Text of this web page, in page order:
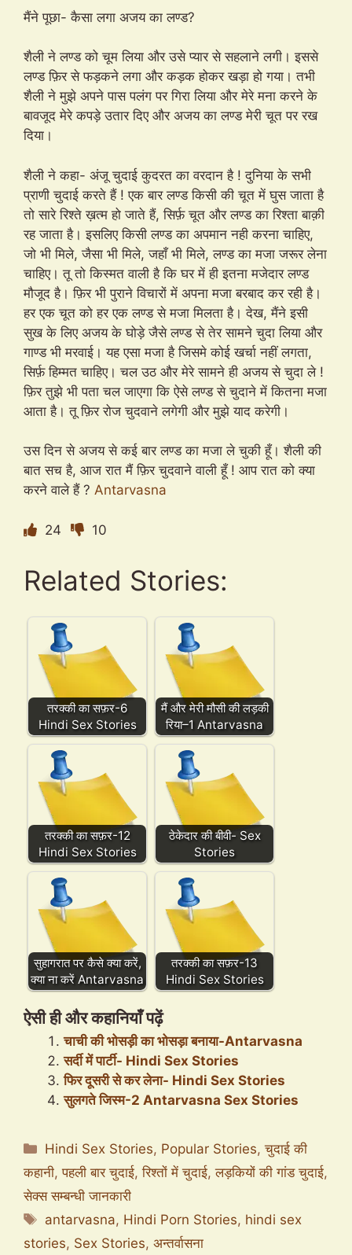
मैंने पूछा- कैसा लगा अजय का लण्ड?
शैली ने लण्ड को चूम लिया और उसे प्यार से सहलाने लगी। इससे
लण्ड फ़िर से फड़कने लगा और कड़क होकर खड़ा हो गया। तभी
शैली ने मुझे अपने पास पलंग पर गिरा लिया और मेरे मना करने के
बावजूद मेरे कपड़े उतार दिए और अजय का लण्ड मेरी चूत पर रख
दिया।
शैली ने कहा- अंजू चुदाई कुदरत का वरदान है ! दुनिया के सभी
प्राणी चुदाई करते हैं ! एक बार लण्ड किसी की चूत में घुस जाता है
तो सारे रिश्ते ख़त्म हो जाते हैं, सिर्फ़ चूत और लण्ड का रिश्ता बाक़ी
रह जाता है। इसलिए किसी लण्ड का अपमान नही करना चाहिए,
जो भी मिले, जैसा भी मिले, जहाँ भी मिले, लण्ड का मजा जरूर लेना
चाहिए। तू तो किस्मत वाली है कि घर में ही इतना मजेदार लण्ड
मौजूद है। फ़िर भी पुराने विचारों में अपना मजा बरबाद कर रही है।
हर एक चूत को हर एक लण्ड से मजा मिलता है। देख, मैंने इसी
सुख के लिए अजय के घोड़े जैसे लण्ड से तेर सामने चुदा लिया और
गाण्ड भी मरवाई। यह एसा मजा है जिसमे कोई खर्चा नहीं लगता,
सिर्फ़ हिम्मत चाहिए। चल उठ और मेरे सामने ही अजय से चुदा ले !
फ़िर तुझे भी पता चल जाएगा कि ऐसे लण्ड से चुदाने में कितना मजा
आता है। तू फ़िर रोज चुदवाने लगेगी और मुझे याद करेगी।
उस दिन से अजय से कई बार लण्ड का मजा ले चुकी हूँ। शैली की
बात सच है, आज रात मैं फ़िर चुदवाने वाली हूँ ! आप रात को क्या
करने वाले हैं ? Antarvasna
24 10
Related Stories:
तरक्की का सफ़र-6
Hindi Sex Stories
मैं और मेरी मौसी की लड़की
रिया–1 Antarvasna
तरक्की का सफ़र-12
Hindi Sex Stories
ठेकेदार की बीवी- Sex
Stories
सुहागरात पर कैसे क्या करें,
क्या ना करें Antarvasna
तरक्की का सफ़र-13
Hindi Sex Stories
ऐसी ही और कहानियाँ पढ़ें
चाची की भोसड़ी का भोसड़ा बनाया-Antarvasna
सर्दी में पार्टी- Hindi Sex Stories
फिर दूसरी से कर लेना- Hindi Sex Stories
सुलगते जिस्म-2 Antarvasna Sex Stories
Categories
Hindi Sex Stories, Popular Stories,चुदाई की
कहानी,पहली बार चुदाई,रिश्तों में चुदाई,लड़कियों की गांड चुदाई,
सेक्स सम्बन्धी जानकारी
Tags
antarvasna, Hindi Porn Stories, hindi sex
stories, Sex Stories, अन्तर्वासना